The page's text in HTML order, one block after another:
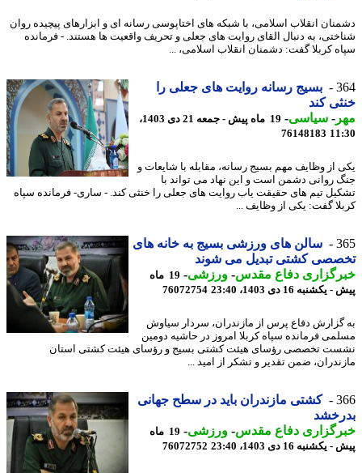
انقلاب اسلامی، با شبکه های اختاپوسی رسانه ای و ابزارهای پیچیده روان
به دنبال القای روایت های جعلی و تحریف واقعیت ها هستند. - فرمانده
کربلا گفت: دشمنان انقلاب اسلامی، ...
بسیج رسانه روایت های جعلی را
کند
-سیاسی-
19 ماه پیش - جمعه 21 دی 1403،
76148183
از وظایف مهم بسیج رسانه، مقابله با شایعات و
روانی دشمن است و این نهاد می تواند با
تیم های حقیقت یاب روایت های جعلی را خنثی کند. - ساری- فرمانده سپاه
گفت: یکی از وظایف ...
سالن های ورزشی بسیج به خانه های
کشتی تبدیل می شوند
دفاع مقدس-ورزشی-
19 ماه
16 دی 1403، 23:40
76072754
دفاع پرس از مازندران، سردار سیاوش
فرمانده سپاه کربلا امروز در حاشیه دومین
تخصصی رؤسای هیئت کشتی بسیج و رؤسای هیئت کشتی استان
ضمن تقدیر و تشکر از امید ...
کشتی مازندران باید در سطح جهانی
دفاع مقدس-ورزشی-
19 ماه
16 دی 1403، 23:40
76072752